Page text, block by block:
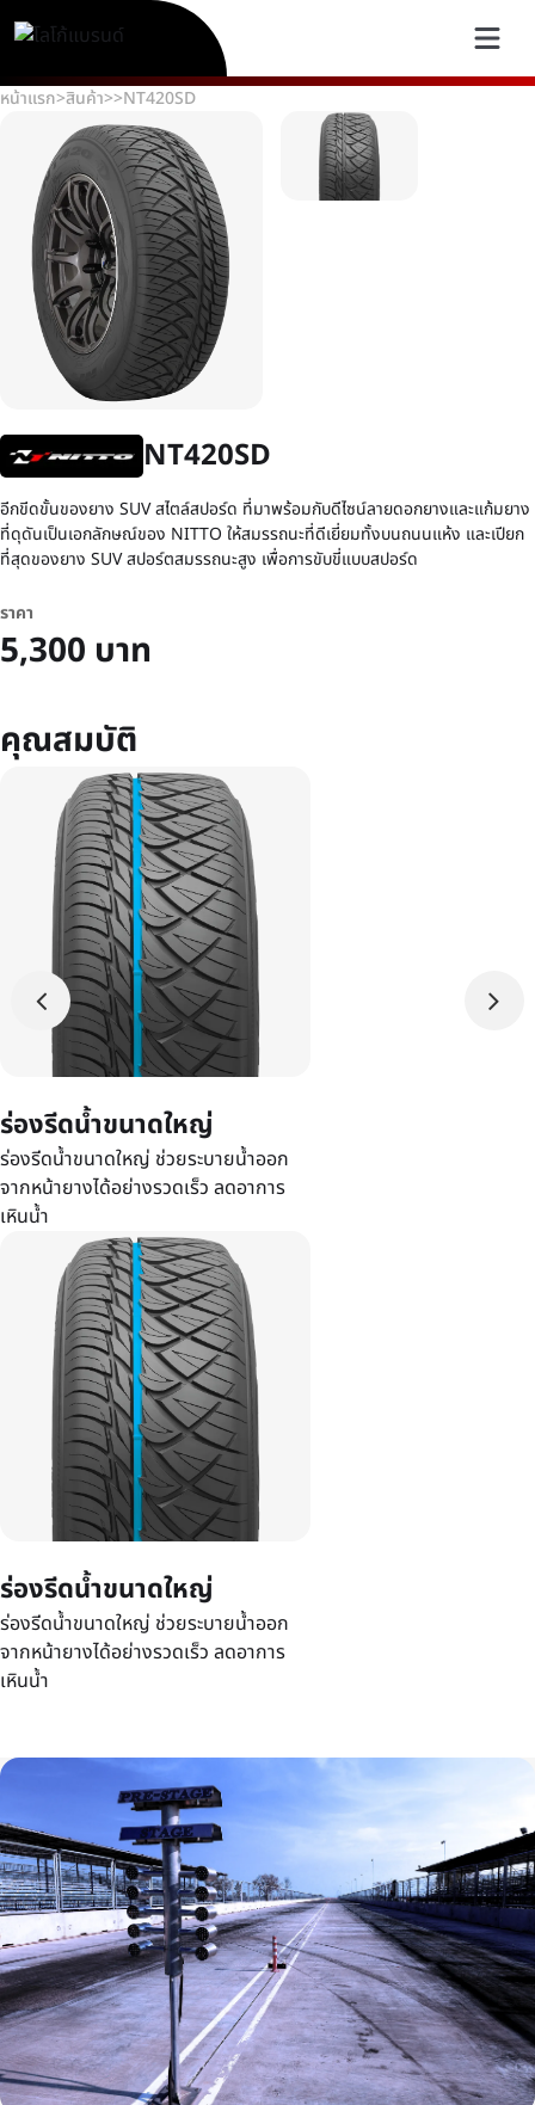
หน้าแรก>สินค้า>>NT420SD
NT420SD
อีกขีดขั้นของยาง SUV สไตล์สปอร์ด ที่มาพร้อมกับดีไซน์ลายดอกยางและแก้มยาง
ที่ดุดันเป็นเอกลักษณ์ของ NITTO ให้สมรรถนะที่ดีเยี่ยมทั้งบนถนนแห้ง และเปียก
ที่สุดของยาง SUV สปอร์ตสมรรถนะสูง เพื่อการขับขี่แบบสปอร์ด
ราคา
5,300 บาท
คุณสมบัติ
ร่องรีดน้ำขนาดใหญ่
ร่องรีดน้ำขนาดใหญ่ ช่วยระบายน้ำออก
จากหน้ายางได้อย่างรวดเร็ว ลดอาการ
เหินน้ำ
ร่องรีดน้ำขนาดใหญ่
ร่องรีดน้ำขนาดใหญ่ ช่วยระบายน้ำออก
จากหน้ายางได้อย่างรวดเร็ว ลดอาการ
เหินน้ำ